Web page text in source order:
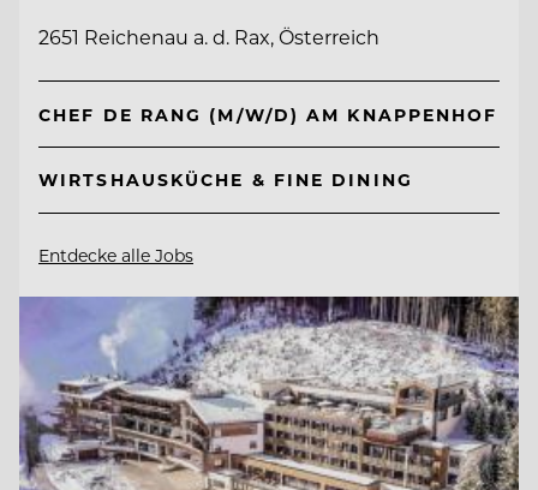
2651 Reichenau a. d. Rax, Österreich
CHEF DE RANG (M/W/D) AM KNAPPENHOF
WIRTSHAUSKÜCHE & FINE DINING
Entdecke alle Jobs